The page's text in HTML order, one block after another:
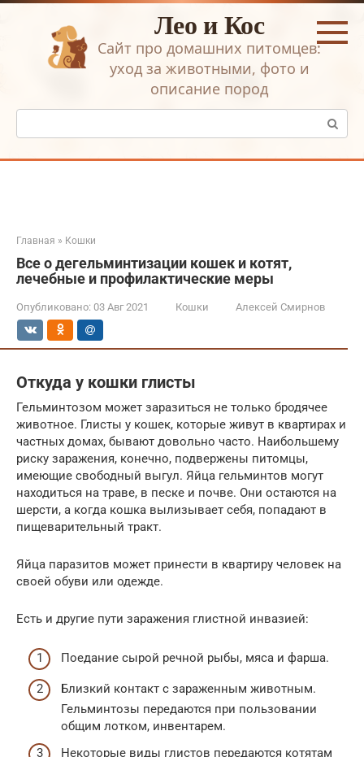
Перейти
Лео и Кос
Сайт про домашних питомцев:
уход за животными, фото и
описание пород
Поиск:
Главная » Кошки
Все о дегельминтизации кошек и котят,
лечебные и профилактические меры
Опубликовано: 03 Авг 2021 Кошки Алексей Смирнов
Откуда у кошки глисты
Гельминтозом может заразиться не только бродячее
животное. Глисты у кошек, которые живут в квартирах и
частных домах, бывают довольно часто. Наибольшему
риску заражения, конечно, подвержены питомцы,
имеющие свободный выгул. Яйца гельминтов могут
находиться на траве, в песке и почве. Они остаются на
шерсти, а когда кошка вылизывает себя, попадают в
пищеварительный тракт.
Яйца паразитов может принести в квартиру человек на
своей обуви или одежде.
Есть и другие пути заражения глистной инвазией:
Поедание сырой речной рыбы, мяса и фарша.
Близкий контакт с зараженным животным.
Гельминтозы передаются при пользовании
общим лотком, инвентарем.
Некоторые виды глистов передаются котятам